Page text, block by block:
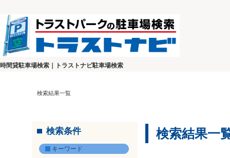
時間貸駐車場検索｜トラストナビ駐車場検索
検索結果一覧
検索条件
キーワード
検索結果一